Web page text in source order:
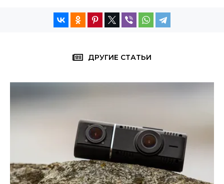
ДРУГИЕ СТАТЬИ